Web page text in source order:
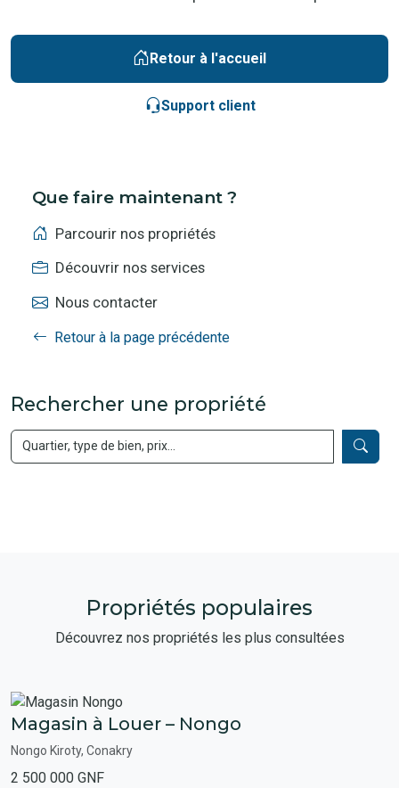
Retour à l'accueil
Support client
Que faire maintenant ?
Parcourir nos propriétés
Découvrir nos services
Nous contacter
Retour à la page précédente
Rechercher une propriété
Propriétés populaires
Découvrez nos propriétés les plus consultées
Magasin à Louer – Nongo
Nongo Kiroty, Conakry
2 500 000 GNF